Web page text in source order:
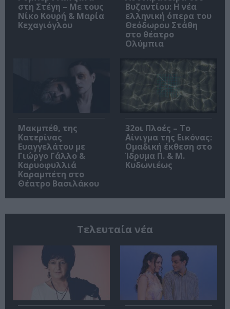
στη Στέγη – Με τους
Νίκο Κουρή & Μαρία
Κεχαγιόγλου
Βυζαντίου: Η νέα
ελληνική όπερα του
Θεόδωρου Στάθη
στο θέατρο
Ολύμπια
Μακμπέθ, της
Κατερίνας
Ευαγγελάτου με
Γιώργο Γάλλο &
Καρυοφυλλιά
Καραμπέτη στο
Θέατρο Βασιλάκου
32οι Πλοές – Το
Αίνιγμα της Εικόνας:
Ομαδική έκθεση στο
Ίδρυμα Π. & Μ.
Κυδωνιέως
Τελευταία νέα